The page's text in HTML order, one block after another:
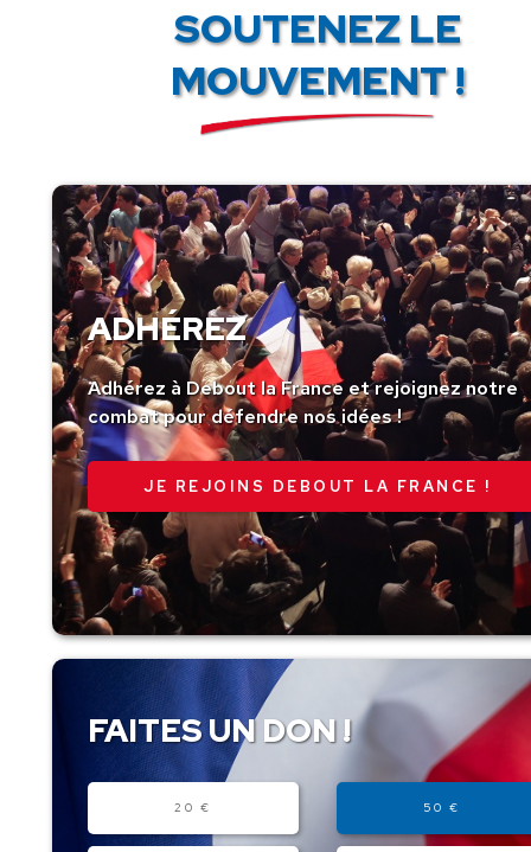
SOUTENEZ LE
MOUVEMENT !
ADHÉREZ
Adhérez à Debout la France et rejoignez notre
combat pour défendre nos idées !
JE REJOINS DEBOUT LA FRANCE !
FAITES UN DON !
20 € 50 €